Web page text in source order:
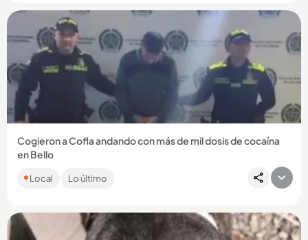
Compartir Noticia
Cogieron a Cofla andando con más de mil dosis de cocaína
en Bello
movilizaba en una moto en la que tendría escondidos los
Local Lo último